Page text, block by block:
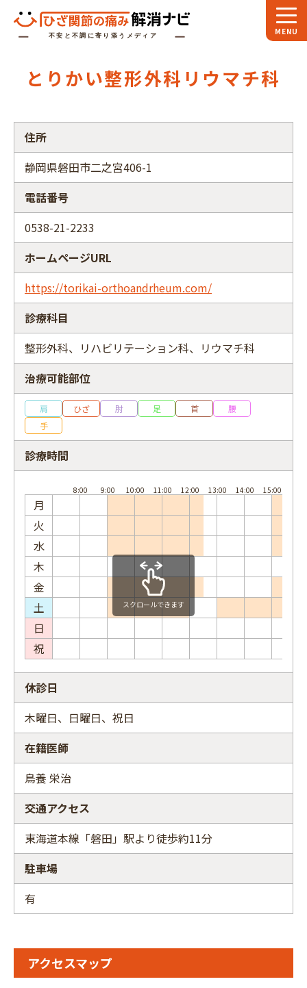
スペシャル 対談
お役立ちコラム
専門家インタビュー
とりかい整形外科リウマチ科
住所
静岡県磐田市二之宮406-1
電話番号
0538-21-2233
ホームページURL
https://torikai-orthoandrheum.com/
診療科目
整形外科、リハビリテーション科、リウマチ科
治療可能部位
肩 ひざ 肘 足 首
腰
手
診療時間
月
火
水
木
金
土
日
祝
スクロールできます
休診日
木曜日、日曜日、祝日
在籍医師
鳥養 栄治
交通アクセス
東海道本線「磐田」駅より徒歩約11分
駐車場
有
アクセスマップ